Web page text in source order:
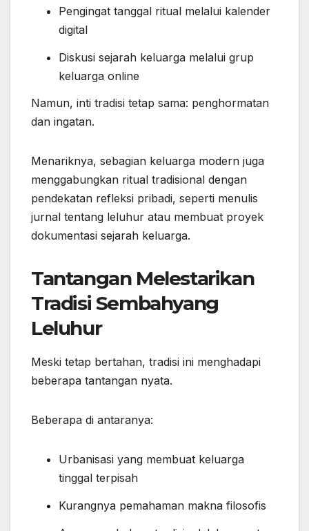
Pengingat tanggal ritual melalui kalender
digital
Diskusi sejarah keluarga melalui grup
keluarga online
Namun, inti tradisi tetap sama: penghormatan
dan ingatan.
Menariknya, sebagian keluarga modern juga
menggabungkan ritual tradisional dengan
pendekatan refleksi pribadi, seperti menulis
jurnal tentang leluhur atau membuat proyek
dokumentasi sejarah keluarga.
Tantangan Melestarikan
Tradisi Sembahyang
Leluhur
Meski tetap bertahan, tradisi ini menghadapi
beberapa tantangan nyata.
Beberapa di antaranya:
Urbanisasi yang membuat keluarga
tinggal terpisah
Kurangnya pemahaman makna filosofis